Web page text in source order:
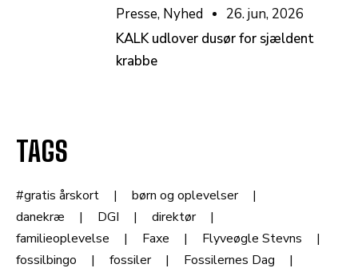
Presse, Nyhed
26. jun, 2026
KALK udlover dusør for sjældent
krabbe
TAGS
#gratis årskort
børn og oplevelser
danekræ
DGI
direktør
familieoplevelse
Faxe
Flyveøgle Stevns
fossilbingo
fossiler
Fossilernes Dag